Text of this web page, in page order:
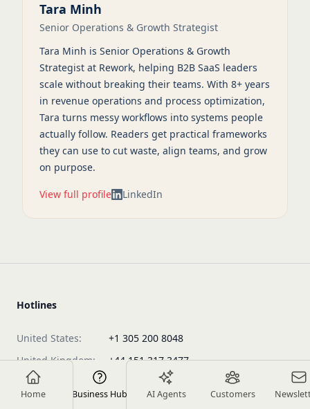
Home Business Hub AI Agents Customers
Tara Minh
Senior Operations & Growth Strategist
Tara Minh is Senior Operations & Growth
Strategist at Rework, helping B2B SaaS leaders
scale without breaking their teams. With 8+ years
in revenue operations and process optimization,
Tara turns messy workflows into systems people
actually follow. Readers get practical frameworks
they can use to cut waste, align teams, and grow
on purpose.
View full profile LinkedIn
Hotlines
United States:
+1 305 200 8048
United Kingdom:
+44 151 317 3477
Australia:
+61 3 9121 0422